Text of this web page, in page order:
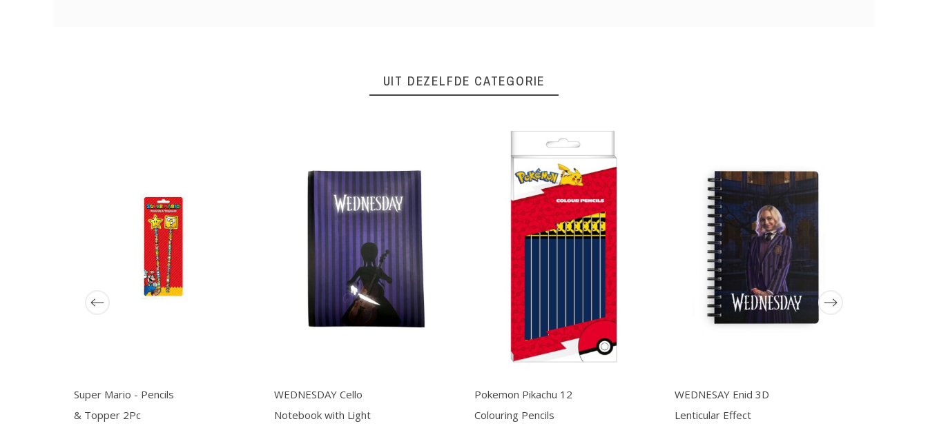
UIT DEZELFDE CATEGORIE
Super Mario - Pencils
& Topper 2Pc
WEDNESDAY Cello
Notebook with Light
Pokemon Pikachu 12
Colouring Pencils
WEDNESAY Enid 3D
Lenticular Effect